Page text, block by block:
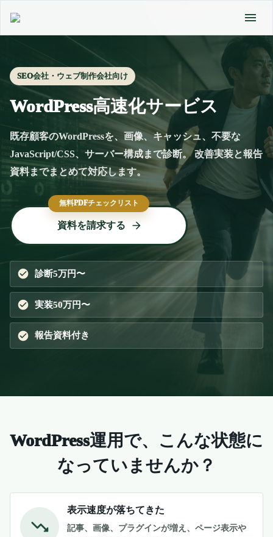
SEO会社・ウェブ制作会社向け
WordPress高速化サービス
既存顧客のWordPressを、画像、キャッシュ、不要な
JavaScript/CSS、サーバー構成まで診断。 改善実装と報告
資料までまとめて対応します。
無料PDFチェックリスト
資料を請求する
診断5万円〜
実装50万円〜
報告資料付き
WordPress運用で、こんな状態に
なっていませんか？
表示速度が落ちてきた
記事、画像、プラグインが増え、ページ表示や